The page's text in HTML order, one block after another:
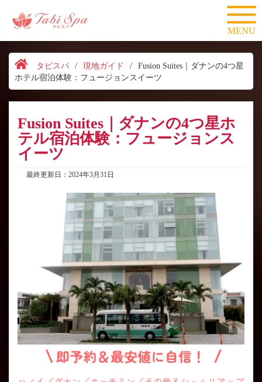
MENU
タビスパ / 現地ガイド /
Fusion Suites｜ダナンの4つ星
ホテル宿泊体験：フュージョンスイーツ
Fusion Suites｜ダナンの4つ星ホ
テル宿泊体験：フュージョンス
イーツ
最終更新日：2024年3月31日